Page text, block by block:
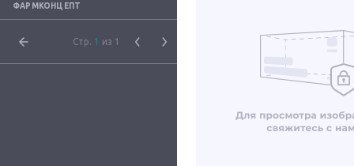
ФАРМКОНЦЕПТ
Стр. 1 из 1